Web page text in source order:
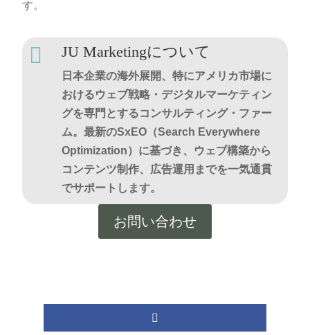
す。
 JU Marketingについて
日本企業の海外展開、特にアメリカ市場に
おけるウェブ戦略・デジタルマーケティン
グを専門とするコンサルティング・ファー
ム。最新のSxEO（Search Everywhere
Optimization）に基づき、ウェブ構築から
コンテンツ制作、広告運用までを一気通貫
でサポートします。
お問い合わせ